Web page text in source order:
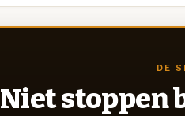
DE
Niet stoppen